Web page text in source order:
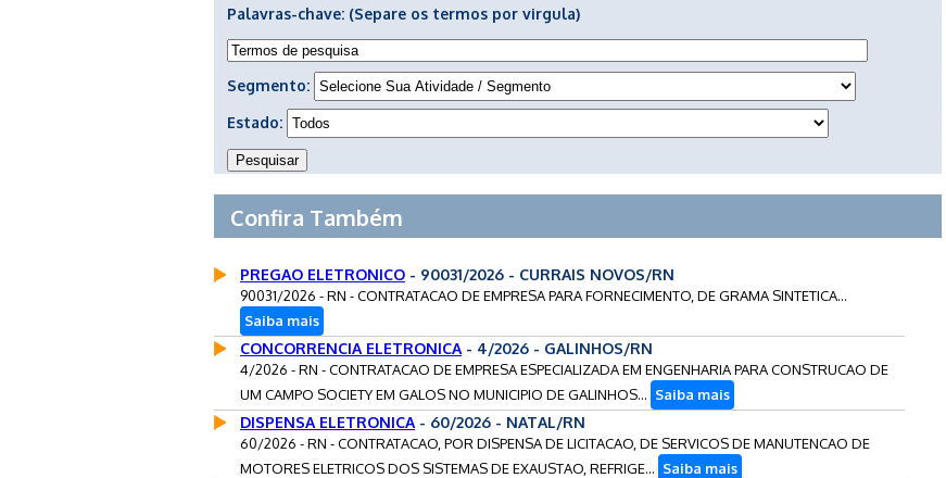
Palavras-chave: (Separe os termos por virgula)
Segmento:
Estado:
Confira Também
PREGAO ELETRONICO - 90031/2026 - CURRAIS NOVOS/RN
90031/2026 - RN - CONTRATACAO DE EMPRESA PARA FORNECIMENTO, DE GRAMA SINTETICA...
Saiba mais
CONCORRENCIA ELETRONICA - 4/2026 - GALINHOS/RN
4/2026 - RN - CONTRATACAO DE EMPRESA ESPECIALIZADA EM ENGENHARIA PARA CONSTRUCAO DE
UM CAMPO SOCIETY EM GALOS NO MUNICIPIO DE GALINHOS... Saiba mais
DISPENSA ELETRONICA - 60/2026 - NATAL/RN
60/2026 - RN - CONTRATACAO, POR DISPENSA DE LICITACAO, DE SERVICOS DE MANUTENCAO DE
MOTORES ELETRICOS DOS SISTEMAS DE EXAUSTAO, REFRIGE... Saiba mais